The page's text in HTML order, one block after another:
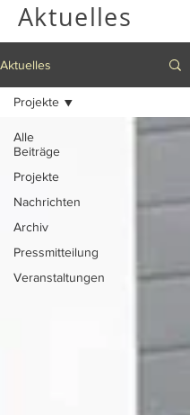
Aktuelles
Aktuelles
Alle
Beiträge
Projekte
Nachrichten
Archiv
Pressmitteilung
Veranstaltungen
Projekte